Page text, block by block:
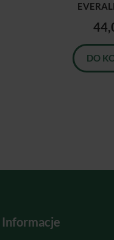
DO
Informacje